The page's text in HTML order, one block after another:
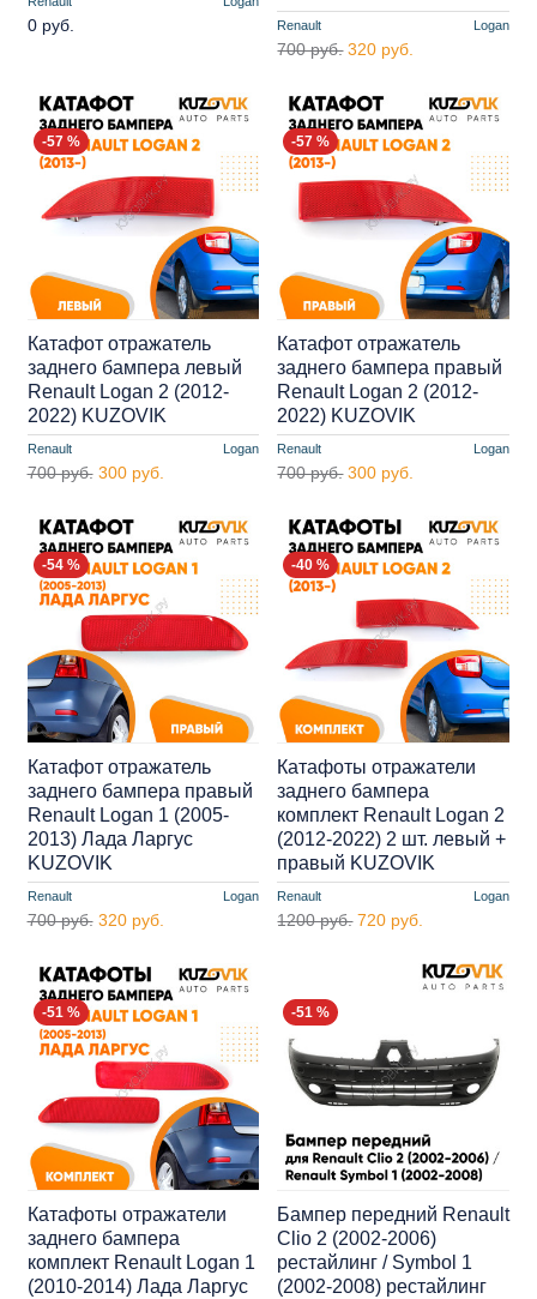
0 руб. Renault Logan
700 руб. 320 руб.
-57 %
Renault Logan
Катафот отражатель
заднего бампера левый
Renault Logan 2 (2012-
2022) KUZOVIK
700 руб. 300 руб.
-57 %
Renault Logan
Катафот отражатель
заднего бампера правый
Renault Logan 2 (2012-
2022) KUZOVIK
700 руб. 300 руб.
-54 %
Renault Logan
Катафот отражатель
заднего бампера правый
Renault Logan 1 (2005-
2013) Лада Ларгус
KUZOVIK
700 руб. 320 руб.
-40 %
Renault Logan
Катафоты отражатели
заднего бампера
комплект Renault Logan 2
(2012-2022) 2 шт. левый +
правый KUZOVIK
1200 руб. 720 руб.
-51 %
Катафоты отражатели
заднего бампера
комплект Renault Logan 1
(2010-2014) Лада Ларгус
-51 %
Бампер передний Renault
Clio 2 (2002-2006)
рестайлинг / Symbol 1
(2002-2008) рестайлинг